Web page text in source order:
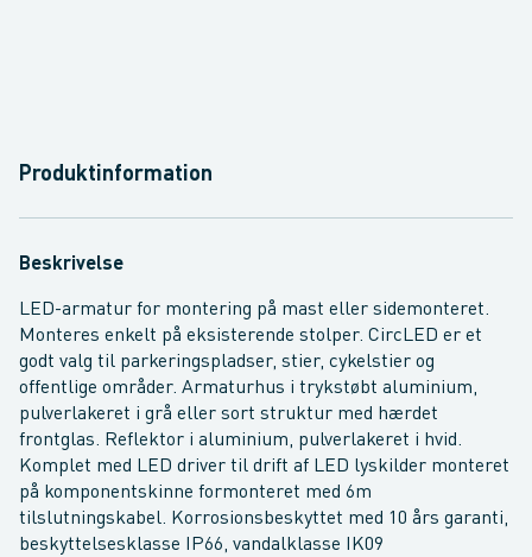
Produktinformation
Beskrivelse
LED-armatur for montering på mast eller sidemonteret.
Monteres enkelt på eksisterende stolper. CircLED er et
godt valg til parkeringspladser, stier, cykelstier og
offentlige områder. Armaturhus i trykstøbt aluminium,
pulverlakeret i grå eller sort struktur med hærdet
frontglas. Reflektor i aluminium, pulverlakeret i hvid.
Komplet med LED driver til drift af LED lyskilder monteret
på komponentskinne formonteret med 6m
tilslutningskabel. Korrosionsbeskyttet med 10 års garanti,
beskyttelsesklasse IP66, vandalklasse IK09